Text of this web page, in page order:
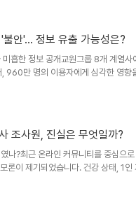
핵심은 카카오가 AI 서비스 '카나나'
항입니다. 특히 '7일 내 ..
안'… 정보 유출 가능성은?
흡한 정보 공개교원그룹 8개 계열사
960만 명의 이용자에게 심각한 영향
의 불안감을 증폭시키고 있습니다.
정보 공개의 중요성을 다시 한번 강조
나?사고는 지난 10일 오전 8시경 ..
조사원, 진실은 무엇일까?
나?최근 온라인 커뮤니티를 중심으
론이 제기되었습니다. 건강 상태, 1인
기적출', '납치'와 연결되어 공포심을 조